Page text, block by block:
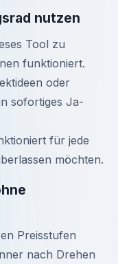
nutzen
Tool zu
funktioniert.
oder
sofortiges Ja-
für jede
möchten.
Preisstufen
nach Drehen